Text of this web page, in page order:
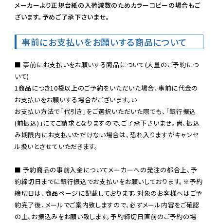
メーカーより正規台紙の入荷減数のためカラーコピーの場合もご
ざいます。予めご了承下さいませ。
事前にお支払いをお願いする商品について
■ 事前にお支払いをお願いする商品について(大量のご予約につ
いて)
1商品につき10袋以上のご予約をいただいた場合、事前に代金の
お支払いをお願いする場合がございます。い
お支払い方法で「代引き」をご選択いただいた際でも、「銀行振込
(前振込)」にてご請求となりますので、ご了承下さいませ。尚、振込
み期限内にお支払いただけない場合は、恐れ入りますがキャンセ
ル扱いとさせていただきます。
■ 予約商品の事前入金についてメーカーへの発注の都合上、予
約締切日までに銀行振込でお支払いをお願いしております。※予約
締切日は、商品ページに記載しております。対象のお客様へはご予
約完了後、メールでご案内致しますので、必ずメール内容をご確認
の上、お振込みをお願い致します。予約締切日直前のご予約の場